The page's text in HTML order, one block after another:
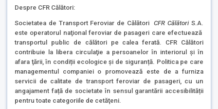
Despre CFR Călători:
Societatea de Transport Feroviar de CălătoriCFR CălătoriS.A.
este operatorul naţional feroviar de pasageri care efectuează
transportul public de călători pe calea ferată. CFR Călători
contribuie la libera circulaţie a persoanelor în interiorul şi în
afara ţării, în condiții ecologice și de siguranță. Politica pe care
managementul companiei o promovează este de a furniza
servicii de calitate de transport feroviar de pasageri, cu un
angajament față de societate în sensul garantării accesibilității
pentru toate categoriile de cetăţeni.